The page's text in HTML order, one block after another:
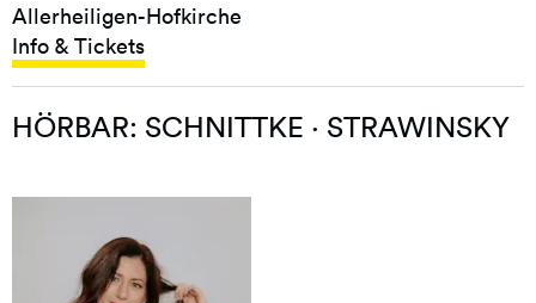
Allerheiligen-Hofkirche
Info & Tickets
HÖRBAR: SCHNITTKE · STRAWINSKY